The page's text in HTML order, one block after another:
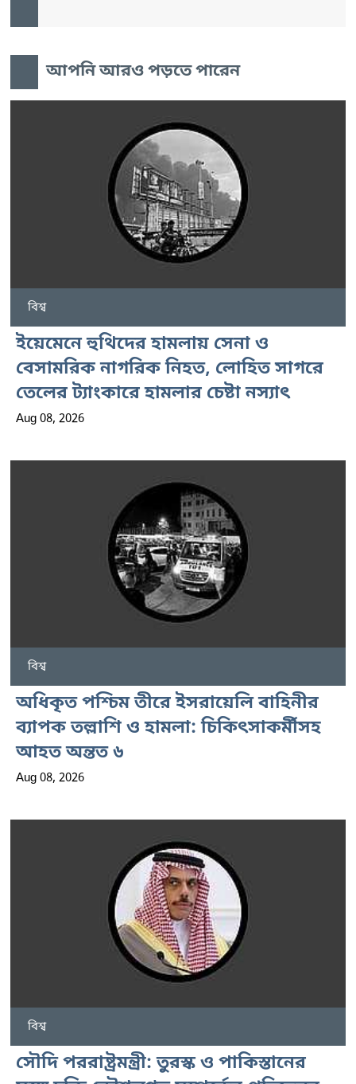
আপনি আরও পড়তে পারেন
বিশ্ব
ইয়েমেনে হুথিদের হামলায় সেনা ও
বেসামরিক নাগরিক নিহত, লোহিত সাগরে
তেলের ট্যাংকারে হামলার চেষ্টা নস্যাৎ
Aug 08, 2026
বিশ্ব
অধিকৃত পশ্চিম তীরে ইসরায়েলি বাহিনীর
ব্যাপক তল্লাশি ও হামলা: চিকিৎসাকর্মীসহ
আহত অন্তত ৬
Aug 08, 2026
বিশ্ব
সৌদি পররাষ্ট্রমন্ত্রী: তুরস্ক ও পাকিস্তানের